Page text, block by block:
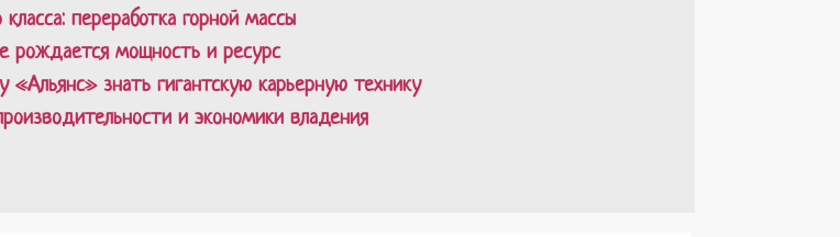
переработка горной массы
рождается мощность и ресурс
«Альянс» знать гигантскую карьерную технику
и экономики владения